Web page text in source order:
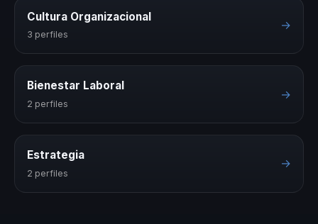
Cultura Organizacional
3 perfiles
→
Bienestar Laboral
2 perfiles
→
Estrategia
2 perfiles
→